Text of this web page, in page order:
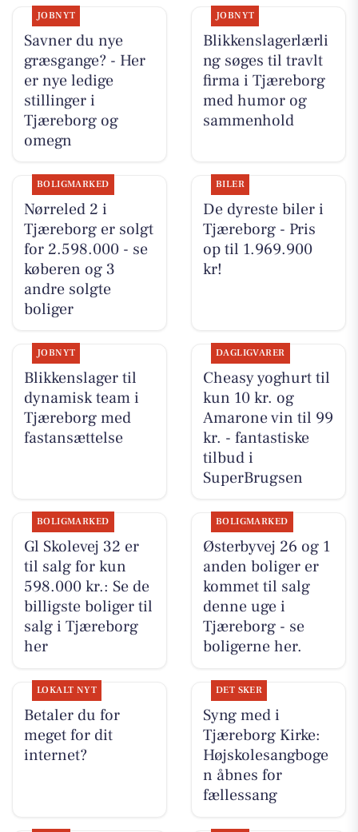
JOBNYT
Savner du nye
græsgange? - Her
er nye ledige
stillinger i
Tjæreborg og
omegn
JOBNYT
Blikkenslagerlærli
ng søges til travlt
firma i Tjæreborg
med humor og
sammenhold
BOLIGMARKED
Nørreled 2 i
Tjæreborg er solgt
for 2.598.000 - se
køberen og 3
andre solgte
boliger
BILER
De dyreste biler i
Tjæreborg - Pris
op til 1.969.900
kr!
JOBNYT
Blikkenslager til
dynamisk team i
Tjæreborg med
fastansættelse
DAGLIGVARER
Cheasy yoghurt til
kun 10 kr. og
Amarone vin til 99
kr. - fantastiske
tilbud i
SuperBrugsen
BOLIGMARKED
Gl Skolevej 32 er
til salg for kun
598.000 kr.: Se de
billigste boliger til
salg i Tjæreborg
her
BOLIGMARKED
Østerbyvej 26 og 1
anden boliger er
kommet til salg
denne uge i
Tjæreborg - se
boligerne her.
LOKALT NYT
Betaler du for
meget for dit
internet?
DET SKER
Syng med i
Tjæreborg Kirke:
Højskolesangboge
n åbnes for
fællessang